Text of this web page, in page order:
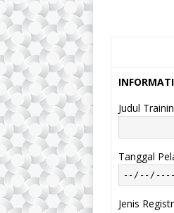
Judul
Tanggal
Jenis